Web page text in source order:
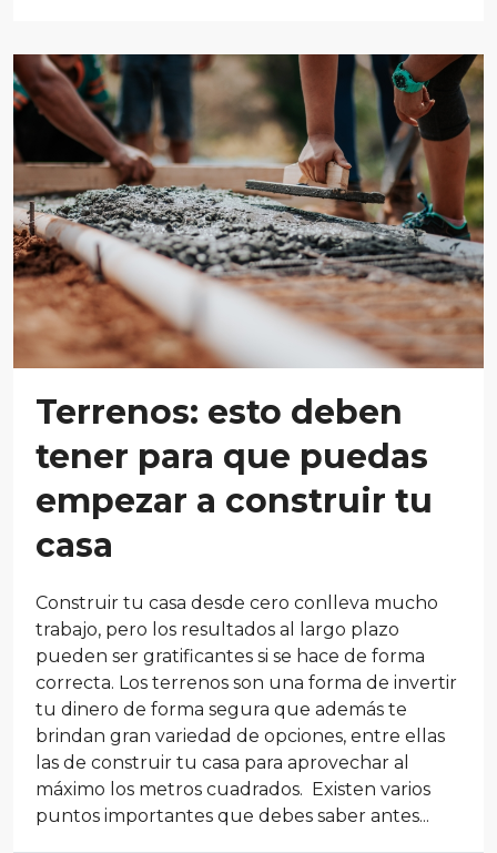
Terrenos: esto deben
tener para que puedas
empezar a construir tu
casa
Construir tu casa desde cero conlleva mucho
trabajo, pero los resultados al largo plazo
pueden ser gratificantes si se hace de forma
correcta. Los terrenos son una forma de invertir
tu dinero de forma segura que además te
brindan gran variedad de opciones, entre ellas
las de construir tu casa para aprovechar al
máximo los metros cuadrados. Existen varios
puntos importantes que debes saber antes...